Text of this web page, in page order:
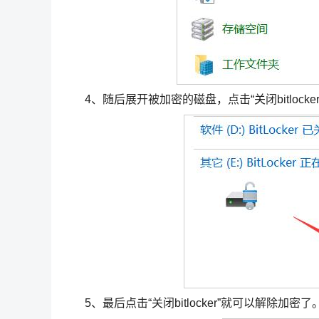
4、随后展开被加密的磁盘，点击“关闭
5、最后点击“关闭bitlocker”就可以解除加密了